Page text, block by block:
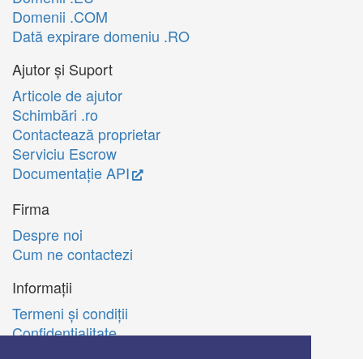
Domenii .COM
Dată expirare domeniu .RO
Ajutor și Suport
Articole de ajutor
Schimbări .ro
Contactează proprietar
Serviciu Escrow
Documentație API
Firma
Despre noi
Cum ne contactezi
Informații
Termeni şi condiţii
Confidenţialitate